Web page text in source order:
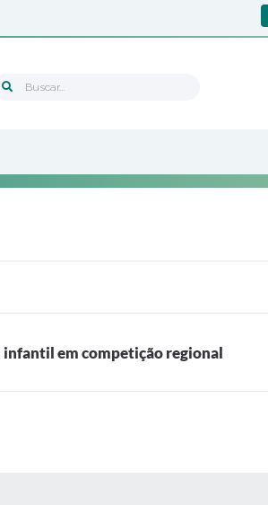
Buscar...
infantil em competição regional